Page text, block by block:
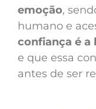
emoção,
humano e
confiança é a
e que essa
antes de ser